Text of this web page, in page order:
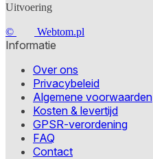
Uitvoering
© Webtom.pl
Informatie
Over ons
Privacybeleid
Algemene voorwaarden
Kosten & levertijd
GPSR-verordening
FAQ
Contact